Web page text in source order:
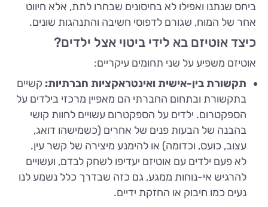
ביחס שנתנו ואפילו לא בחיסונים שבחרו לתת, אלא חיווט
אחר של המוח, שגורם לדפוסי חשיבה והתנהגות שונים.
כיצד אוטיזם בא לידי ביטוי אצל ילדים?
אוטיזם משפיע על שני תחומים עיקריים:
תקשורת בין-אישית ואינטראקציות חברתיות: קשיים
בתקשורת ובתחום החברתי הם מאפיין מרכזי בילדים על
הספקטרום. ילדים על הספקטרום עשויים לחוות קושי
בהבנה של הבעות פנים של אחרים (כשמישהו דואג,
עצוב, כועס, וכדומה) או להימנע מיצירה של קשר עין.
לא פעם ילדים עם אוטיזם יעדיפו לשחק לבדם, ועשויים
להרגיש אי-נוחות ממגע, גם כזה שבדרך כלל נשמע לנו
נעים כמו חיבוק או החזקת ידיים.